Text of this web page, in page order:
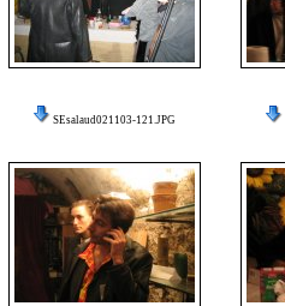
SEsalaud021103-121.JPG